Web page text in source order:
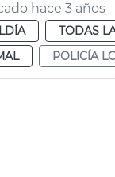
hace 3 años
TODAS
POLICÍA